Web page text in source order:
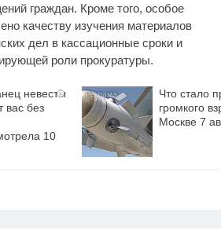
граждан. Кроме того, особое
качеству изучения материалов
дел в кассационные сроки и
роли прокуратуры.
i
невесты
вас без
10
Что стало
громкого
Москве 7